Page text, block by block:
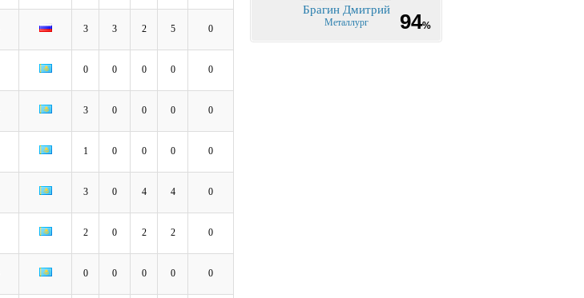
3 3 2 5 0
0 0 0 0 0
3 0 0 0 0
1 0 0 0 0
3 0 4 4 0
2 0 2 2 0
0 0 0 0 0
Брагин Дмитрий
Металлург 94%